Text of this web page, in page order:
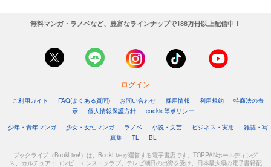
無料マンガ・ラノベなど、豊富なラインナップで188万冊以上配信中！
ログイン
ご利用ガイド FAQ(よくある質問) お問い合わせ 採用情報 利用規約
特商法の表
示
個人情報保護方針
cookie等ポリシー
少年・青年マンガ
少女・女性マンガ ラノベ 小説・文芸 ビジネス・実用
雑誌・写
真集
TL BL
ブックライブ（BookLive!）は、BookLiveが運営する電子書店です。TOPPANホールディング
ス、カルチュア・コンビニエンス・クラブ、テレビ朝日の出資を受け、日本最大級の電子書籍配